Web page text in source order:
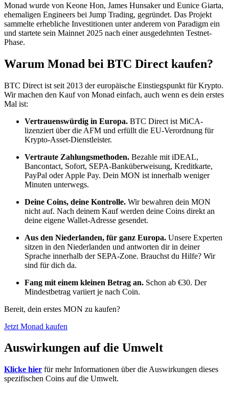
Monad wurde von Keone Hon, James Hunsaker und Eunice Giarta,
ehemaligen Engineers bei Jump Trading, gegründet. Das Projekt
sammelte erhebliche Investitionen unter anderem von Paradigm ein
und startete sein Mainnet 2025 nach einer ausgedehnten Testnet-
Phase.
Warum Monad bei BTC Direct kaufen?
BTC Direct ist seit 2013 der europäische Einstiegspunkt für Krypto.
Wir machen den Kauf von Monad einfach, auch wenn es dein erstes
Mal ist:
Vertrauenswürdig in Europa. BTC Direct ist MiCA-
lizenziert über die AFM und erfüllt die EU-Verordnung für
Krypto-Asset-Dienstleister.
Vertraute Zahlungsmethoden. Bezahle mit iDEAL,
Bancontact, Sofort, SEPA-Banküberweisung, Kreditkarte,
PayPal oder Apple Pay. Dein MON ist innerhalb weniger
Minuten unterwegs.
Deine Coins, deine Kontrolle. Wir bewahren dein MON
nicht auf. Nach deinem Kauf werden deine Coins direkt an
deine eigene Wallet-Adresse gesendet.
Aus den Niederlanden, für ganz Europa. Unsere Experten
sitzen in den Niederlanden und antworten dir in deiner
Sprache innerhalb der SEPA-Zone. Brauchst du Hilfe? Wir
sind für dich da.
Fang mit einem kleinen Betrag an. Schon ab €30. Der
Mindestbetrag variiert je nach Coin.
Bereit, dein erstes MON zu kaufen?
Jetzt Monad kaufen
Auswirkungen auf die Umwelt
Klicke hier für mehr Informationen über die Auswirkungen dieses
spezifischen Coins auf die Umwelt.